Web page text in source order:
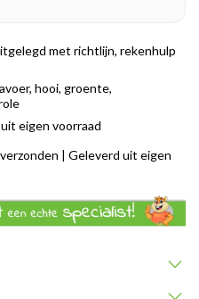
met richtlijn, rekenhulp
hooi, groente,
eigen voorraad
| Geleverd uit eigen